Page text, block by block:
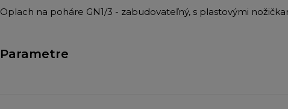
Oplach na poháre GN1/3 - zabudovateľný, s plastovými
Parametre